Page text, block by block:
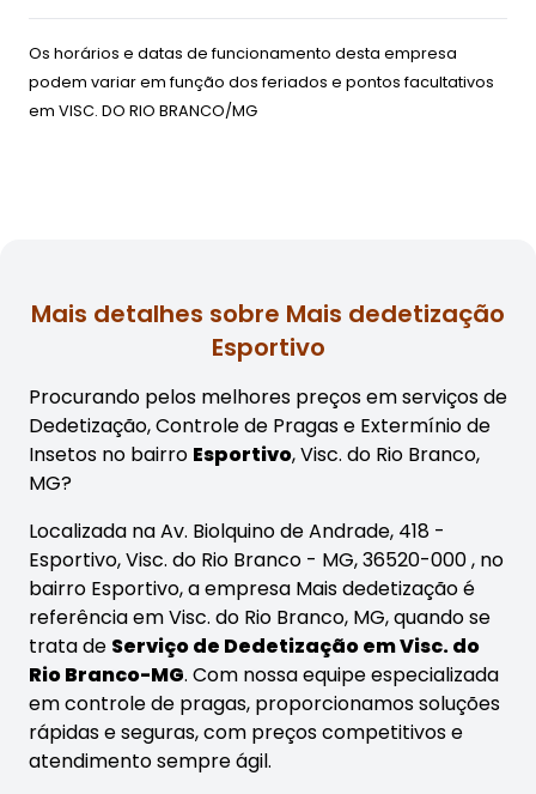
Os horários e datas de funcionamento desta empresa
podem variar em função dos feriados e pontos facultativos
em VISC. DO RIO BRANCO/MG
Mais detalhes sobre Mais dedetização
Esportivo
Procurando pelos melhores preços em serviços de
Dedetização, Controle de Pragas e Extermínio de
Insetos no bairro Esportivo, Visc. do Rio Branco,
MG?
Localizada na Av. Biolquino de Andrade, 418 -
Esportivo, Visc. do Rio Branco - MG, 36520-000 , no
bairro Esportivo, a empresa Mais dedetização é
referência em Visc. do Rio Branco, MG, quando se
trata de Serviço de Dedetização em Visc. do
Rio Branco-MG. Com nossa equipe especializada
em controle de pragas, proporcionamos soluções
rápidas e seguras, com preços competitivos e
atendimento sempre ágil.